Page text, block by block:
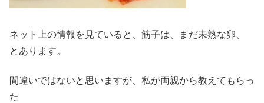
ネット上の情報を見ていると、筋子は、まだ未熟な卵、
とあります。
間違いではないと思いますが、私が両親から教えてもらっ
た